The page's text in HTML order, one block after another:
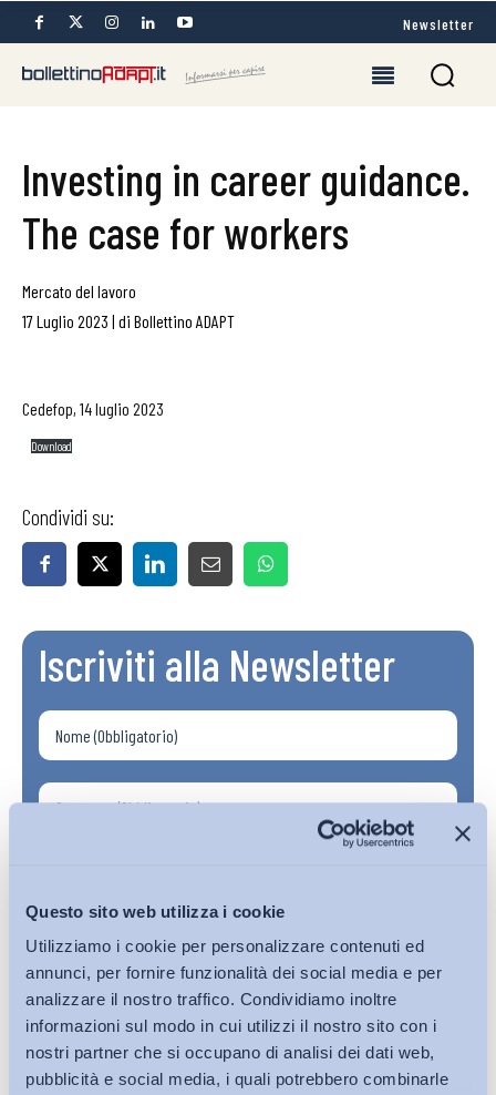
Questo sito web utilizza i cookie
Utilizziamo i cookie per personalizzare contenuti ed
annunci, per fornire funzionalità dei social media e per
analizzare il nostro traffico. Condividiamo inoltre
informazioni sul modo in cui utilizzi il nostro sito con i
nostri partner che si occupano di analisi dei dati web,
pubblicità e social media, i quali potrebbero combinarle
Newsletter
Investing in career guidance.
The case for workers
Mercato del lavoro
17 Luglio 2023 | di Bollettino ADAPT
Cedefop, 14 luglio 2023
Download
Condividi su:
Iscriviti alla Newsletter